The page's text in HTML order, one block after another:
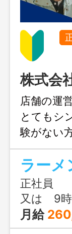
株式会
店舗の運
とてもシ
験がない
で安心し
ＳＣ向上
舗スタッ
管理 ・
イトさん
務 「変
ラーメ
正社員
又は 9
月給